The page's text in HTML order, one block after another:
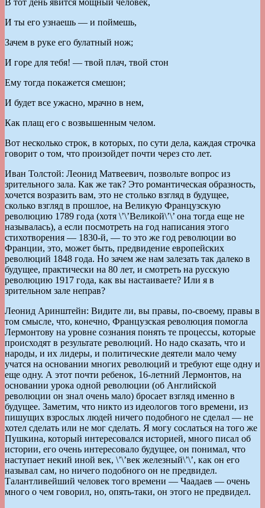
И ты его узнаешь — и поймешь,
Зачем в руке его булатный нож;
И горе для тебя! — твой плач, твой стон
Ему тогда покажется смешон;
И будет все ужасно, мрачно в нем,
Как плащ его с возвышенным челом.
Вот несколько строк, в которых, по сути дела, каждая строчка
говорит о том, что произойдет почти через сто лет.
Иван Толстой: Леонид Матвеевич, позвольте вопрос из
зрительного зала. Как же так? Это романтическая образность,
хочется возразить вам, это не столько взгляд в будущее,
сколько взгляд в прошлое, на Великую Французскую
революцию 1789 года (хотя \’\’Великой\’\’ она тогда еще не
называлась), а если посмотреть на год написания этого
стихотворения — 1830-й, — то это же год революции во
Франции, это, может быть, предвидение европейских
революций 1848 года. Но зачем же нам залезать так далеко в
будущее, практически на 80 лет, и смотреть на русскую
революцию 1917 года, как вы настаиваете? Или я в
зрительном зале неправ?
Леонид Аринштейн: Видите ли, вы правы, по-своему, правы в
том смысле, что, конечно, Французская революция помогла
Лермонтову на уровне сознания понять те процессы, которые
происходят в результате революций. Но надо сказать, что и
народы, и их лидеры, и политические деятели мало чему
учатся на основании многих революций и требуют еще одну и
еще одну. А этот почти ребенок, 16-летний Лермонтов, на
основании урока одной революции (об Английской
революции он знал очень мало) бросает взгляд именно в
будущее. Заметим, что никто из идеологов того времени, из
пишущих взрослых людей ничего подобного не сделал — не
хотел сделать или не мог сделать. Я могу сослаться на того же
Пушкина, который интересовался историей, много писал об
истории, его очень интересовало будущее, он понимал, что
наступает некий иной век, \’\’век железный\’\’, как он его
называл сам, но ничего подобного он не предвидел.
Талантливейший человек того времени — Чаадаев — очень
много о чем говорил, но, опять-таки, он этого не предвидел.